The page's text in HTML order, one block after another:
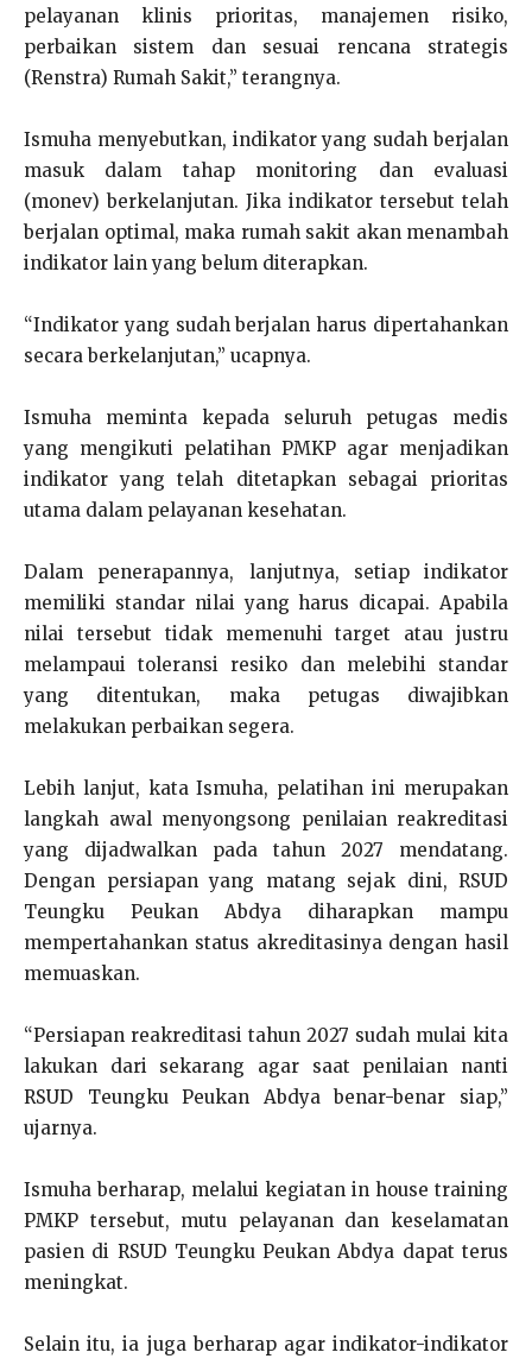
pelayanan klinis prioritas, manajemen risiko,
perbaikan sistem dan sesuai rencana strategis
(Renstra) Rumah Sakit,” terangnya.
Ismuha menyebutkan, indikator yang sudah berjalan
masuk dalam tahap monitoring dan evaluasi
(monev) berkelanjutan. Jika indikator tersebut telah
berjalan optimal, maka rumah sakit akan menambah
indikator lain yang belum diterapkan.
“Indikator yang sudah berjalan harus dipertahankan
secara berkelanjutan,” ucapnya.
Ismuha meminta kepada seluruh petugas medis
yang mengikuti pelatihan PMKP agar menjadikan
indikator yang telah ditetapkan sebagai prioritas
utama dalam pelayanan kesehatan.
Dalam penerapannya, lanjutnya, setiap indikator
memiliki standar nilai yang harus dicapai. Apabila
nilai tersebut tidak memenuhi target atau justru
melampaui toleransi resiko dan melebihi standar
yang ditentukan, maka petugas diwajibkan
melakukan perbaikan segera.
Lebih lanjut, kata Ismuha, pelatihan ini merupakan
langkah awal menyongsong penilaian reakreditasi
yang dijadwalkan pada tahun 2027 mendatang.
Dengan persiapan yang matang sejak dini, RSUD
Teungku Peukan Abdya diharapkan mampu
mempertahankan status akreditasinya dengan hasil
memuaskan.
“Persiapan reakreditasi tahun 2027 sudah mulai kita
lakukan dari sekarang agar saat penilaian nanti
RSUD Teungku Peukan Abdya benar-benar siap,”
ujarnya.
Ismuha berharap, melalui kegiatan in house training
PMKP tersebut, mutu pelayanan dan keselamatan
pasien di RSUD Teungku Peukan Abdya dapat terus
meningkat.
Selain itu, ia juga berharap agar indikator-indikator